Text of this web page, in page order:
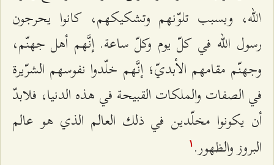
الله، وبسبب تلوّنهم وتشكيكهم، كانوا يحرجون
رسول الله في كلّ يوم وكلّ ساعة. إنَّهم أهل جهنّم،
وجهنّم مقامهم الأبديّ؛ إنَّهم خلّدوا نفوسهم الشرّيرة
في الصفات والملكات القبيحة في هذه الدنيا، فلابدّ
أن يكونوا مخلّدين في ذلك العالم الذي هو عالم
البروز والظهور. ۱